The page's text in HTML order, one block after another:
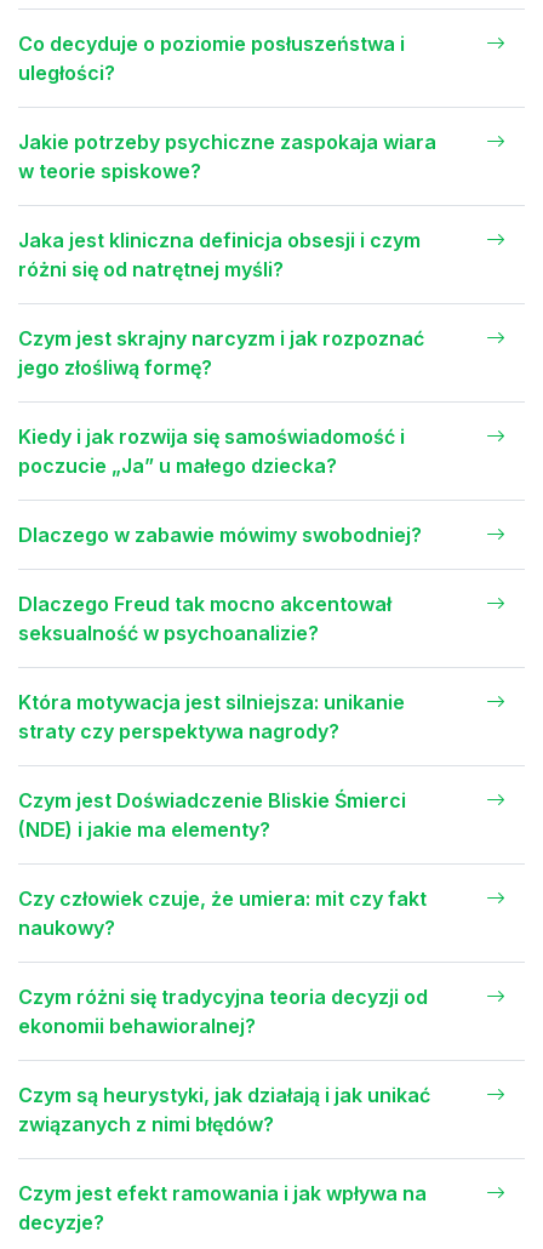
Co decyduje o poziomie posłuszeństwa i
uległości?
Jakie potrzeby psychiczne zaspokaja wiara
w teorie spiskowe?
Jaka jest kliniczna definicja obsesji i czym
różni się od natrętnej myśli?
Czym jest skrajny narcyzm i jak rozpoznać
jego złośliwą formę?
Kiedy i jak rozwija się samoświadomość i
poczucie „Ja” u małego dziecka?
Dlaczego w zabawie mówimy swobodniej?
Dlaczego Freud tak mocno akcentował
seksualność w psychoanalizie?
Która motywacja jest silniejsza: unikanie
straty czy perspektywa nagrody?
Czym jest Doświadczenie Bliskie Śmierci
(NDE) i jakie ma elementy?
Czy człowiek czuje, że umiera: mit czy fakt
naukowy?
Czym różni się tradycyjna teoria decyzji od
ekonomii behawioralnej?
Czym są heurystyki, jak działają i jak unikać
związanych z nimi błędów?
Czym jest efekt ramowania i jak wpływa na
decyzje?